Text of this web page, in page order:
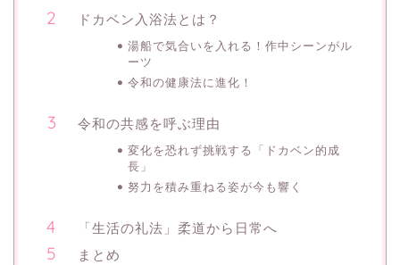
ドカベン入浴法とは？
湯船で気合いを入れる！作中シーンがル
ーツ
令和の健康法に進化！
令和の共感を呼ぶ理由
変化を恐れず挑戦する「ドカベン的成
長」
努力を積み重ねる姿が今も響く
「生活の礼法」柔道から日常へ
まとめ